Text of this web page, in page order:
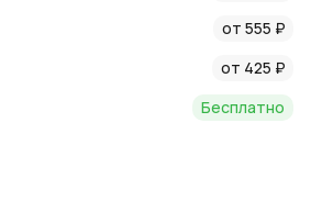
от 555 ₽
от 425 ₽
Бесплатно